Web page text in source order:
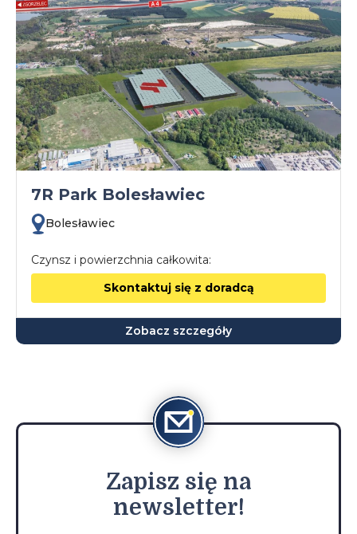
7R Park Bolesławiec
Bolesławiec
Czynsz i powierzchnia całkowita:
Skontaktuj się z doradcą
Zobacz szczegóły
Zapisz się na
newsletter!